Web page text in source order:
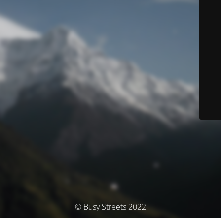
© Busy Streets 2022